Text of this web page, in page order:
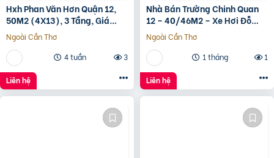
Hxh Phan Văn Hơn Quận 12,
50M2 (4X13), 3 Tầng, Giá
4.96 Tỷ
Ngoài Cần Thơ
4 tuần
3
Liên hệ
Nhà Bán Trường Chinh Quan
12 – 40/46M2 – Xe Hơi Đỗ
Cửa – 3.1 Tỷ
Ngoài Cần Thơ
1 tháng
1
Liên hệ